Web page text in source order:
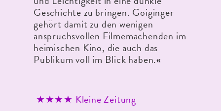
Geschichte zu bringen. Goiginger
gehört damit zu den wenigen
anspruchsvollen Filmemachenden im
heimischen Kino, die auch das
Publikum voll im Blick haben.«
★★★★ Kleine Zeitung